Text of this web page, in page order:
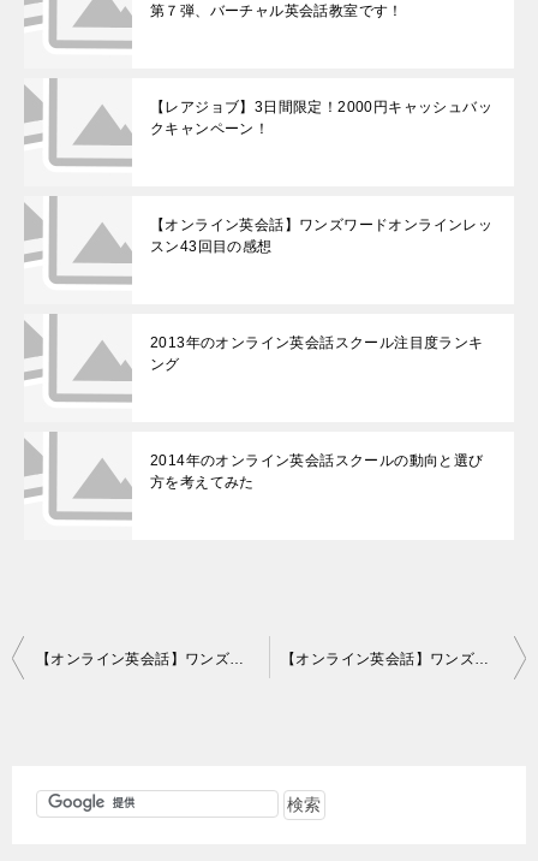
第７弾、バーチャル英会話教室です！
【レアジョブ】3日間限定！2000円キャッシュバッ
クキャンペーン！
【オンライン英会話】ワンズワードオンラインレッ
スン43回目の感想
2013年のオンライン英会話スクール注目度ランキ
ング
2014年のオンライン英会話スクールの動向と選び
方を考えてみた
投